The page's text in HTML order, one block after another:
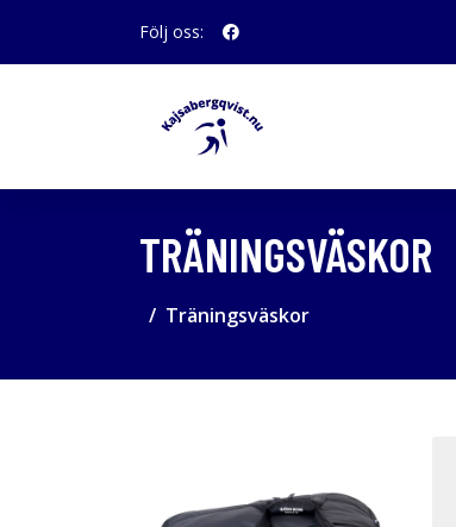
Följ oss:
TRÄNINGSVÄSKOR
Träningsväskor